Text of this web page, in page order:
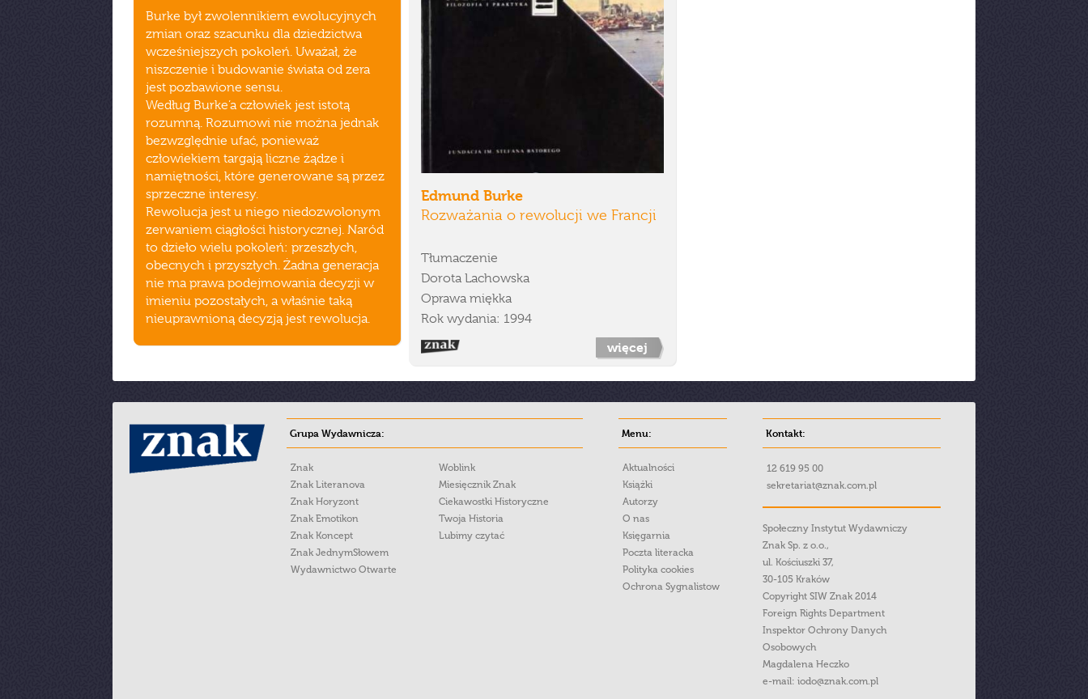
Burke był zwolennikiem ewolucyjnych
zmian oraz szacunku dla dziedzictwa
wcześniejszych pokoleń. Uważał, że
niszczenie i budowanie świata od zera
jest pozbawione sensu.
Według Burke’a człowiek jest istotą
rozumną. Rozumowi nie można jednak
bezwzględnie ufać, ponieważ
człowiekiem targają liczne żądze i
namiętności, które generowane są przez
sprzeczne interesy.
Rewolucja jest u niego niedozwolonym
zerwaniem ciągłości historycznej. Naród
to dzieło wielu pokoleń: przeszłych,
obecnych i przyszłych. Żadna generacja
nie ma prawa podejmowania decyzji w
imieniu pozostałych, a właśnie taką
nieuprawnioną decyzją jest rewolucja.
Edmund Burke
Rozważania o rewolucji we Francji
Tłumaczenie
Dorota Lachowska
Oprawa miękka
Rok wydania: 1994
więcej
Grupa Wydawnicza:
Znak
Znak Literanova
Znak Horyzont
Znak Emotikon
Znak Koncept
Znak JednymSłowem
Wydawnictwo Otwarte
Woblink
Miesięcznik Znak
Ciekawostki Historyczne
Twoja Historia
Lubimy czytać
Menu:
Aktualności
Książki
Autorzy
O nas
Księgarnia
Poczta literacka
Polityka cookies
Ochrona Sygnalistow
Kontakt:
12 619 95 00
sekretariat@znak.com.pl
Społeczny Instytut Wydawniczy
Znak Sp. z o.o.,
ul. Kościuszki 37,
30-105 Kraków
Copyright SIW Znak 2014
Foreign Rights Department
Inspektor Ochrony Danych
Osobowych
Magdalena Heczko
e-mail: iodo@znak.com.pl